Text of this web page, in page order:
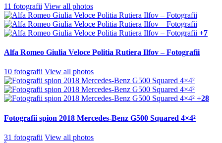
11 fotografii View all photos
+7
Alfa Romeo Giulia Veloce Politia Rutiera Ilfov – Fotografii
10 fotografii View all photos
+28
Fotografii spion 2018 Mercedes-Benz G500 Squared 4×4²
31 fotografii View all photos